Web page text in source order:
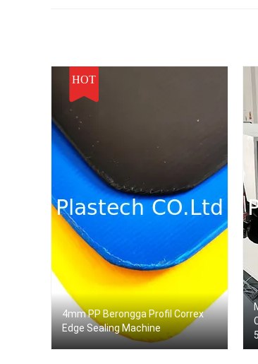
HOT
4mm PP Berongga Profil Correx
Edge Sealing Machine